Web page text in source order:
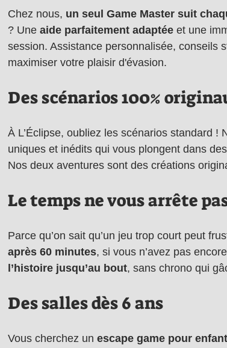
Chez nous, un seul Game Master suit
? Une aide parfaitement adaptée et une
session. Assistance personnalisée, conseils
maximiser votre plaisir d'évasion.
Des scénarios 100%
À L’Éclipse, oubliez les scénarios standard !
uniques et inédits qui vous plongent dans
Nos deux aventures sont des créations
Le temps ne vous arrête
Parce qu’on sait qu’un jeu trop court peut
après 60 minutes, si vous n’avez pas
l’histoire jusqu’au bout, sans chrono qui
Des salles dès 6 ans
Vous cherchez un escape game pour